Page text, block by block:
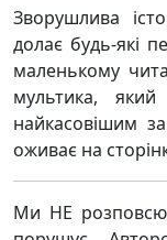
Зворушлива
долає будь-які
маленькому
мультика,
найкасовішим
оживає на
Ми НЕ